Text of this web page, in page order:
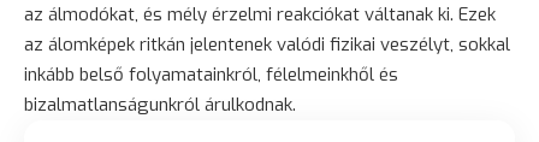
az álmodókat, és mély érzelmi reakciókat váltanak ki. Ezek
az álomképek ritkán jelentenek valódi fizikai veszélyt, sokkal
inkább belső folyamatainkról, félelmeinkhől és
bizalmatlanságunkról árulkodnak.